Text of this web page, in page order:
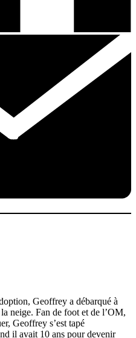
Geoffrey a débarqué à
neige. Fan de foot et de l’OM,
Geoffrey s’est tapé
il avait 10 ans pour devenir